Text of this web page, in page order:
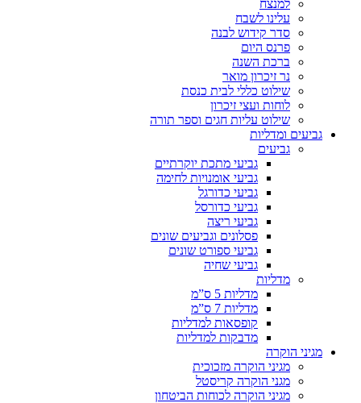
למנצח
עלינו לשבח
סדר קידוש לבנה
פרנס היום
ברכת השנה
נר זיכרון מואר
שילוט כללי לבית כנסת
לוחות ועצי זיכרון
שילוט עליות חגים וספר תורה
גביעים ומדליות
גביעים
גביעי מתכת יוקרתיים
גביעי אומנויות לחימה
גביעי כדורגל
גביעי כדורסל
גביעי ריצה
פסלונים וגביעים שונים
גביעי ספורט שונים
גביעי שחיה
מדליות
מדליות 5 ס”מ
מדליות 7 ס”מ
קופסאות למדליות
מדבקות למדליות
מגיני הוקרה
מגיני הוקרה מזכוכית
מגני הוקרה קריסטל
מגיני הוקרה לכוחות הביטחון